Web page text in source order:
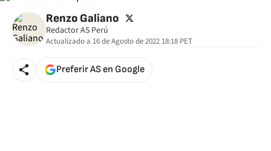
Renzo Galiano twitter
Redactor AS Perú
Actualizado a 16 de Agosto de 2022 18:18 PET
Preferir AS en Google